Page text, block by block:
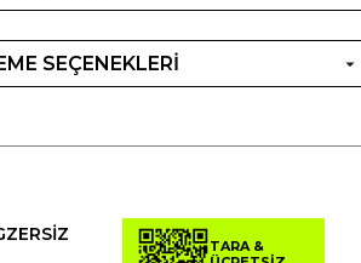
SEÇENEKLERİ
TARA &